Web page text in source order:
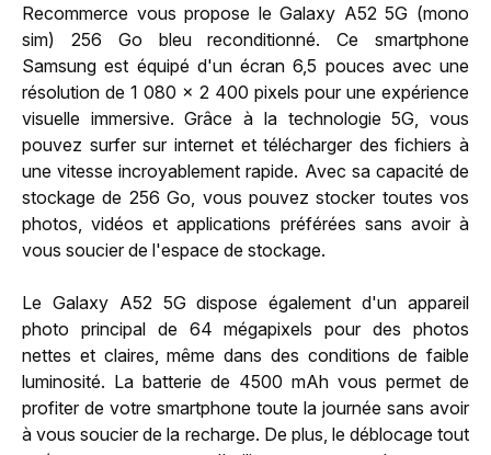
Recommerce vous propose le Galaxy A52 5G (mono
sim) 256 Go bleu reconditionné. Ce smartphone
Samsung est équipé d'un écran 6,5 pouces avec une
résolution de 1 080 x 2 400 pixels pour une expérience
visuelle immersive. Grâce à la technologie 5G, vous
pouvez surfer sur internet et télécharger des fichiers à
une vitesse incroyablement rapide. Avec sa capacité de
stockage de 256 Go, vous pouvez stocker toutes vos
photos, vidéos et applications préférées sans avoir à
vous soucier de l'espace de stockage.
Le Galaxy A52 5G dispose également d'un appareil
photo principal de 64 mégapixels pour des photos
nettes et claires, même dans des conditions de faible
luminosité. La batterie de 4500 mAh vous permet de
profiter de votre smartphone toute la journée sans avoir
à vous soucier de la recharge. De plus, le déblocage tout